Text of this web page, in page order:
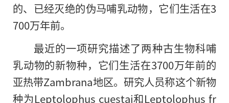
的、已经灭绝的伪马哺乳动物，它们生活在3
700万年前。
最近的一项研究描述了两种古生物科哺
乳动物的新物种，它们生活在3700万年前的
亚热带Zambrana地区。研究人员称这个新物
种为Leptolophus cuestai和Leptolophus fr